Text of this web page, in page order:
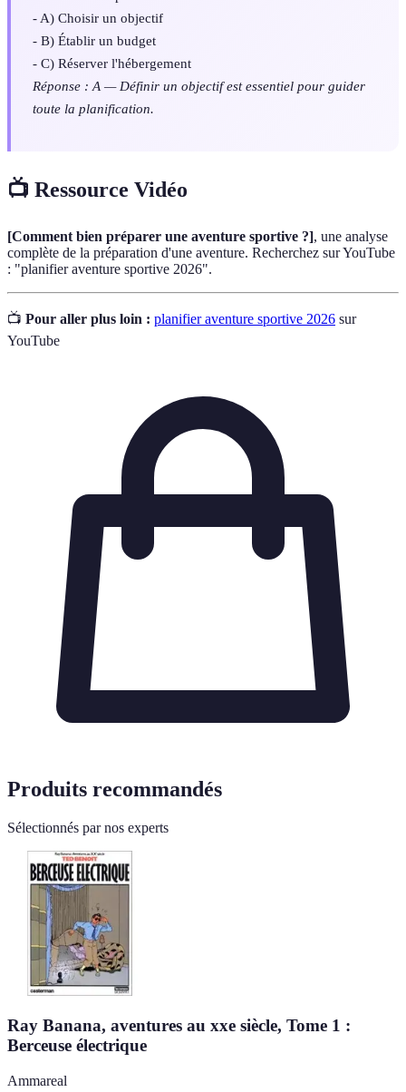
- A) Choisir un objectif
- B) Établir un budget
- C) Réserver l'hébergement
Réponse : A — Définir un objectif est essentiel pour guider
toute la planification.
📺 Ressource Vidéo
[Comment bien préparer une aventure sportive ?], une analyse
complète de la préparation d'une aventure. Recherchez sur YouTube
: "planifier aventure sportive 2026".
📺 Pour aller plus loin : planifier aventure sportive 2026 sur
YouTube
Produits recommandés
Sélectionnés par nos experts
Ray Banana, aventures au xxe siècle, Tome 1 :
Berceuse électrique
Ammareal